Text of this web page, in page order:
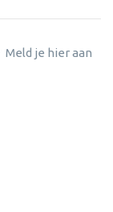
Meld je hier aan